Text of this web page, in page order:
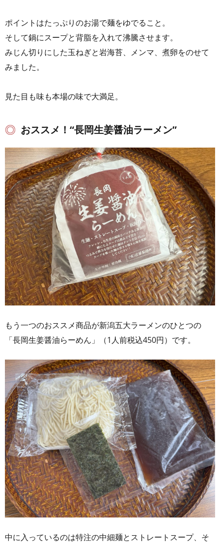
ポイントはたっぷりのお湯で麺をゆでること。
そして鍋にスープと背脂を入れて沸騰させます。
みじん切りにした玉ねぎと岩海苔、メンマ、煮卵をのせて
みました。
見た目も味も本場の味で大満足。
おススメ！“長岡生姜醤油ラーメン”
もう一つのおススメ商品が新潟五大ラーメンのひとつの
「長岡生姜醤油らーめん」（1人前税込450円）です。
中に入っているのは特注の中細麺とストレートスープ、そ